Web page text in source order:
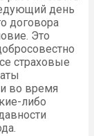
день
договора
Это
страховые
во время
либо